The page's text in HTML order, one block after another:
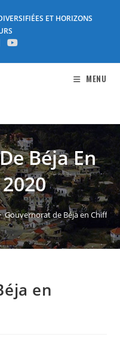
ET HORIZONS
MENU
Béja En
Gouvernorat de Béja en Chiffres
en